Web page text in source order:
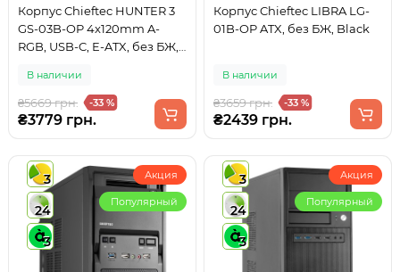
Корпус Chieftec HUNTER 3
GS-03B-OP 4x120mm A-
RGB, USB-C, E-ATX, без БЖ,
В наличии
₴5669 грн. -33 %
₴3779 грн.
Корпус Chieftec LIBRA LG-
01B-OP ATX, без БЖ, Black
В наличии
₴3659 грн. -33 %
₴2439 грн.
3
24
3
Акция
Популярный
3
24
3
Акция
Популярный